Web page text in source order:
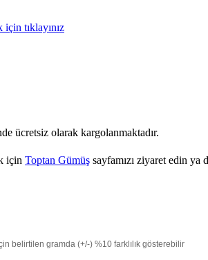
tıklayınız
ücretsiz olarak kargolanmaktadır.
için Toptan Gümüş sayfamızı ziyaret edin ya
belirtilen gramda (+/-) %10 farklılık gösterebilir